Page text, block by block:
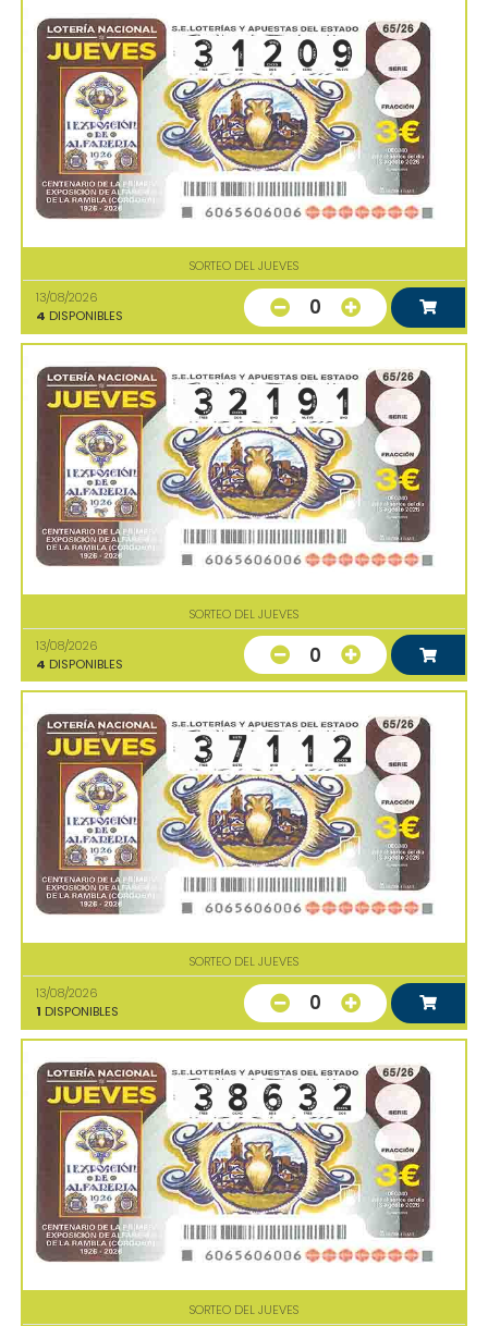
SORTEO DEL JUEVES
13/08/2026
4 DISPONIBLES 0
SORTEO DEL JUEVES
13/08/2026
4 DISPONIBLES 0
SORTEO DEL JUEVES
13/08/2026
1 DISPONIBLES 0
SORTEO DEL JUEVES